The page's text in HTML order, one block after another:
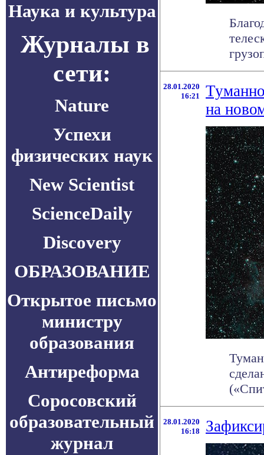
Наука и культура
Журналы в
сети:
Nature
Успехи
физических наук
New Scientist
ScienceDaily
Discovery
ОБРАЗОВАНИЕ
Открытое письмо
министру
образования
Антиреформа
Соросовский
образовательный
журнал
28.01.2020
16:21
на
28.01.2020
16:18